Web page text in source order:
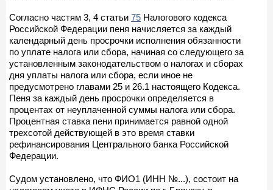
Согласно частям 3, 4 статьи 75 Налогового кодекса
Российской Федерации пеня начисляется за каждый
календарный день просрочки исполнения обязанности
по уплате налога или сбора, начиная со следующего за
установленным законодательством о налогах и сборах
дня уплаты налога или сбора, если иное не
предусмотрено главами 25 и 26.1 настоящего Кодекса.
Пеня за каждый день просрочки определяется в
процентах от неуплаченной суммы налога или сбора.
Процентная ставка пени принимается равной одной
трехсотой действующей в это время ставки
рефинансирования Центрального банка Российской
Федерации.
Судом установлено, что ФИО1 (ИНН №...), состоит на